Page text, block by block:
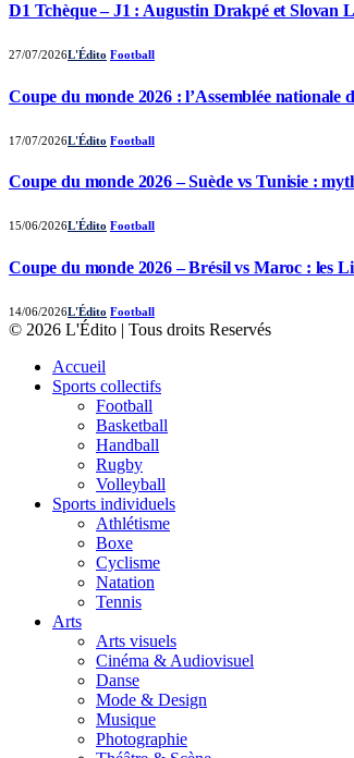
D1 Tchèque – J1 : Augustin Drakpé et Slovan
27/07/2026L'Édito Football
Coupe du monde 2026 : l’Assemblée nationale
17/07/2026L'Édito Football
Coupe du monde 2026 – Suède vs Tunisie :
15/06/2026L'Édito Football
Coupe du monde 2026 – Brésil vs Maroc : les
14/06/2026L'Édito Football
© 2026 L'Édito | Tous droits Reservés
Accueil
Sports collectifs
Football
Basketball
Handball
Rugby
Volleyball
Sports individuels
Athlétisme
Boxe
Cyclisme
Natation
Tennis
Arts
Arts visuels
Cinéma & Audiovisuel
Danse
Mode & Design
Musique
Photographie